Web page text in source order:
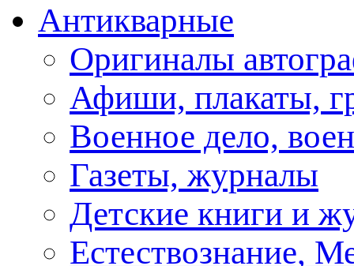
Антикварные
Оригиналы
Афиши, плакаты,
Военное дело,
Газеты, журналы
Детские книги и
Естествознание,